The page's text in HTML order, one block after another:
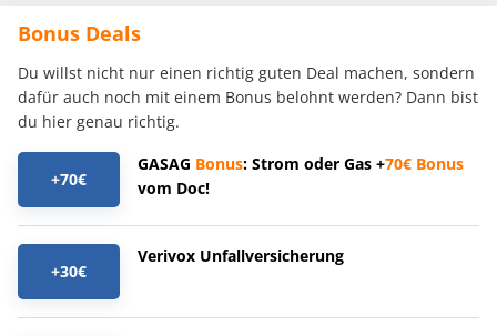
Bonus Deals
Du willst nicht nur einen richtig guten Deal machen, sondern
dafür auch noch mit einem Bonus belohnt werden? Dann bist
du hier genau richtig.
+70€
GASAG Bonus: Strom oder Gas +70€ Bonus
vom Doc!
+30€
Verivox Unfallversicherung